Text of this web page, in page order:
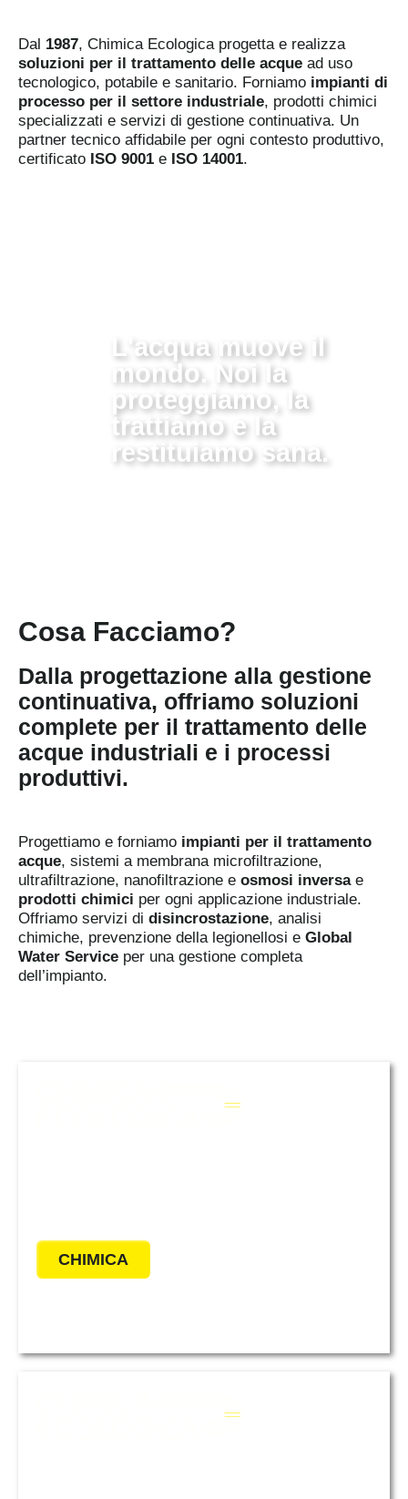
Dal 1987, Chimica Ecologica progetta e realizza
soluzioni per il trattamento delle acque ad uso
tecnologico, potabile e sanitario. Forniamo impianti di
processo per il settore industriale, prodotti chimici
specializzati e servizi di gestione continuativa. Un
partner tecnico affidabile per ogni contesto produttivo,
certificato ISO 9001 e ISO 14001.
L'acqua muove il
mondo. Noi la
proteggiamo, la
trattiamo e la
restituiamo sana.
Cosa Facciamo?
Dalla progettazione alla gestione
continuativa, offriamo soluzioni
complete per il trattamento delle
acque industriali e i processi
produttivi.
Progettiamo e forniamo impianti per il trattamento
acque, sistemi a membrana microfiltrazione,
ultrafiltrazione, nanofiltrazione e osmosi inversae
prodotti chimici per ogni applicazione industriale.
Offriamo servizi di disincrostazione, analisi
chimiche, prevenzione della legionellosi e Global
Water Service per una gestione completa
dell’impianto.
CHIMICA